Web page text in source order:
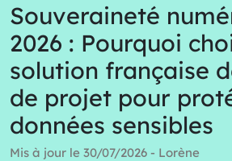
Souveraineté
2026 : Pourquoi
solution française
de projet pour
données sensibles
Mis à jour le 30/07/2026 - Lorène